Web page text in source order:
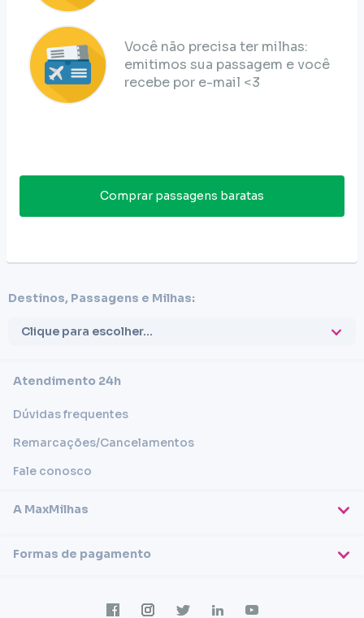
Você não precisa ter milhas:
emitimos sua passagem e você
recebe por e-mail <3
Comprar passagens baratas
Destinos, Passagens e Milhas:
Clique para escolher...
A MaxMilhas
Atendimento 24h
Dúvidas frequentes
Remarcações/Cancelamentos
Fale conosco
Formas de pagamento